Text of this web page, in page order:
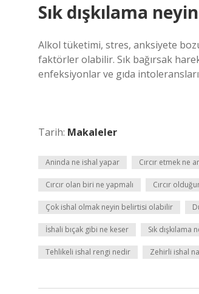
Sık dışkılama
Alkol tüketimi, stres, anksiyete
faktörler olabilir. Sık bağırsak
enfeksiyonlar ve gıda
Tarih: Makaleler
Aninda ne ishal yapar Cırcır etmek ne
Cırcır olan biri ne yapmalı Cırcır
Çok ishal olmak neyin belirtisi olabilir
İshali bıçak gibi ne keser Sık
Tehlikeli ishal rengi nedir Zehirli ishal